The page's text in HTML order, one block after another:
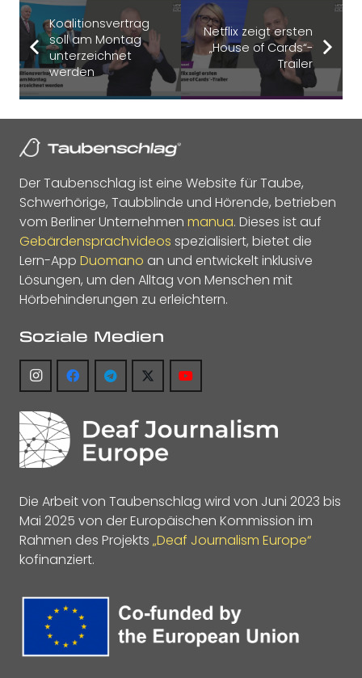
Koalitionsvertrag
soll am Montag
unterzeichnet
werden
Netflix zeigt ersten
„House of Cards“-
Trailer
Der Taubenschlag ist eine Website für Taube,
Schwerhörige, Taubblinde und Hörende, betrieben
vom Berliner Unternehmen manua. Dieses ist auf
Gebärdensprachvideos spezialisiert, bietet die
Lern-App Duomano an und entwickelt inklusive
Lösungen, um den Alltag von Menschen mit
Hörbehinderungen zu erleichtern.
Soziale Medien
Die Arbeit von Taubenschlag wird von Juni 2023 bis
Mai 2025 von der Europäischen Kommission im
Rahmen des Projekts „Deaf Journalism Europe“
kofinanziert.